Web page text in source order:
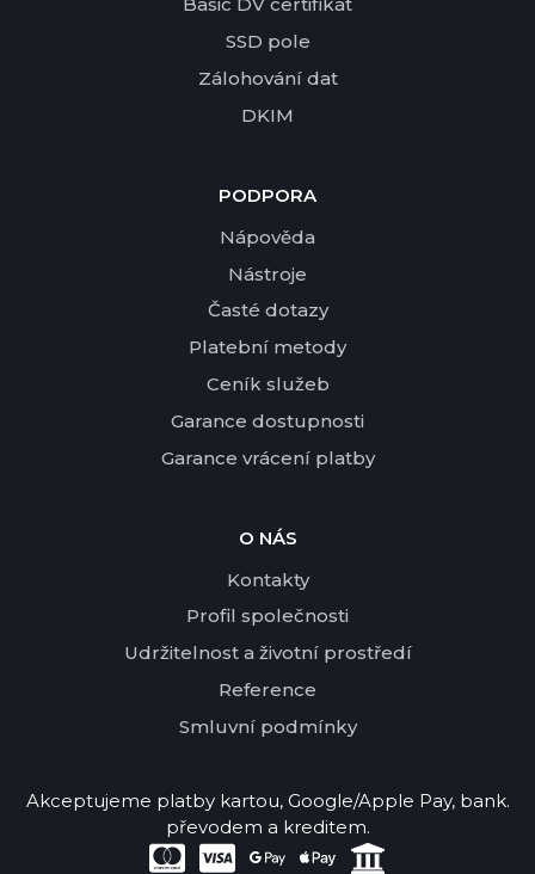
Basic DV certifikát
SSD pole
Zálohování dat
DKIM
PODPORA
Nápověda
Nástroje
Časté dotazy
Platební metody
Ceník služeb
Garance dostupnosti
Garance vrácení platby
O NÁS
Kontakty
Profil společnosti
Udržitelnost a životní prostředí
Reference
Smluvní podmínky
Akceptujeme platby kartou, Google/Apple Pay, bank.
převodem a kreditem.